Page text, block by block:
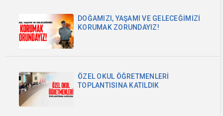
DOĞAMIZI, YAŞAMI VE GELECEĞİMİZİ
KORUMAK ZORUNDAYIZ!
ÖZEL OKUL ÖĞRETMENLERİ
TOPLANTISINA KATILDIK